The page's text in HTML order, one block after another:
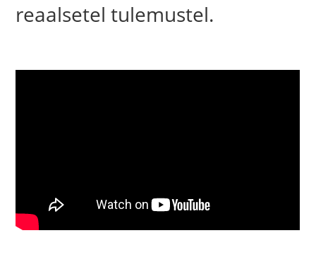
reaalsetel tulemustel.